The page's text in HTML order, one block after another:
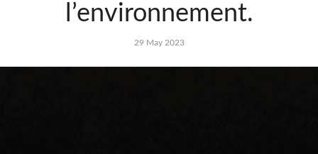
l’environnement.
29 May 2023